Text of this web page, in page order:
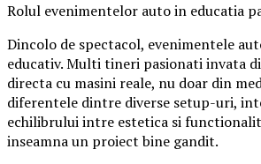
Rolul evenimentelor auto in educatia
Dincolo de spectacol, evenimentele
educativ. Multi tineri pasionati invata
directa cu masini reale, nu doar din
diferentele dintre diverse setup-uri,
echilibrului intre estetica si
inseamna un proiect bine gandit.